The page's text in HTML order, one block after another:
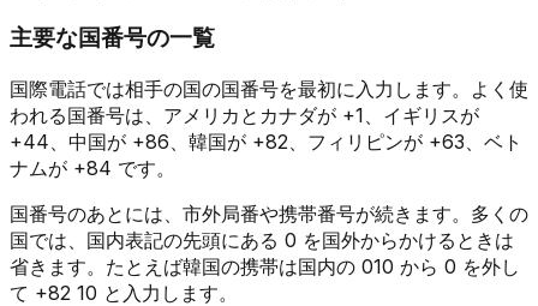
主要な国番号の一覧
国際電話では相手の国の国番号を最初に入力します。よく使
われる国番号は、アメリカとカナダが +1、イギリスが
+44、中国が +86、韓国が +82、フィリピンが +63、ベト
ナムが +84 です。
国番号のあとには、市外局番や携帯番号が続きます。多くの
国では、国内表記の先頭にある 0 を国外からかけるときは
省きます。たとえば韓国の携帯は国内の 010 から 0 を外し
て +82 10 と入力します。